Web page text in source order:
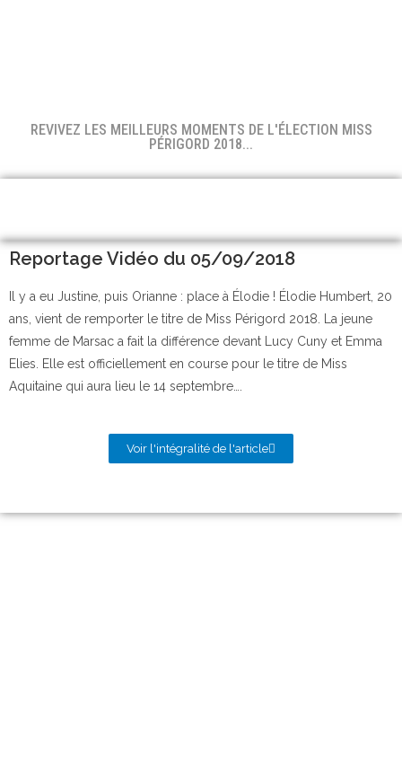
REVIVEZ LES MEILLEURS MOMENTS DE L'ÉLECTION MISS
PÉRIGORD 2018...
Reportage Vidéo du 05/09/2018
Il y a eu Justine, puis Orianne : place à Élodie ! Élodie Humbert, 20
ans, vient de remporter le titre de Miss Périgord 2018. La jeune
femme de Marsac a fait la différence devant Lucy Cuny et Emma
Elies. Elle est officiellement en course pour le titre de Miss
Aquitaine qui aura lieu le 14 septembre….
Voir l'intégralité de l'article